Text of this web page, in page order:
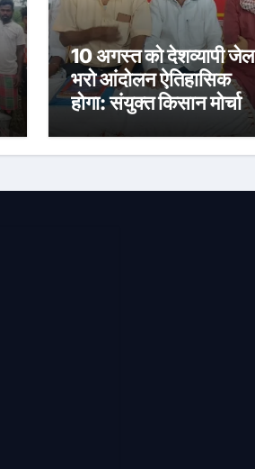
10 अगस्त को देशव्यापी जेल
भरो आंदोलन ऐतिहासिक
होगा: संयुक्त किसान मोर्चा